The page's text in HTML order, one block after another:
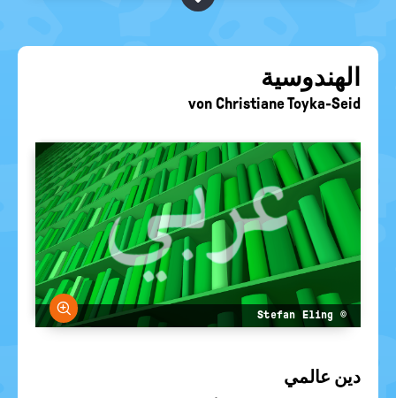
politische
EURE AKTUELLEN FRAGEN...
الهندوسية
von Christiane Toyka-Seid
© Stefan Eling
دين عالمي